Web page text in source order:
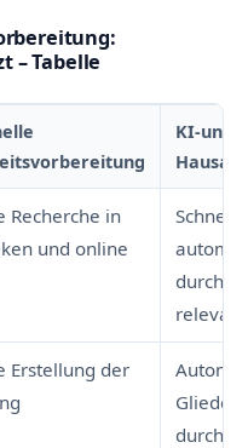
– Tabelle
KI-
Recherche in
und online
durch
Erstellung der
durch